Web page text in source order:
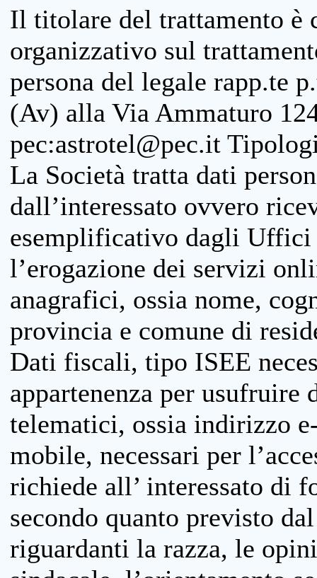
Il titolare del trattamento è
organizzativo sul
persona del legale rapp.te
(Av) alla Via Ammaturo
pec:astrotel@pec.it
La Società tratta dati
dall’interessato ovvero
esemplificativo dagli
l’erogazione dei servizi
anagrafici, ossia nome,
provincia e comune di
Dati fiscali, tipo ISEE
appartenenza per
telematici, ossia indirizzo
mobile, necessari per
richiede all’ interessato di
secondo quanto previsto
riguardanti la razza, le